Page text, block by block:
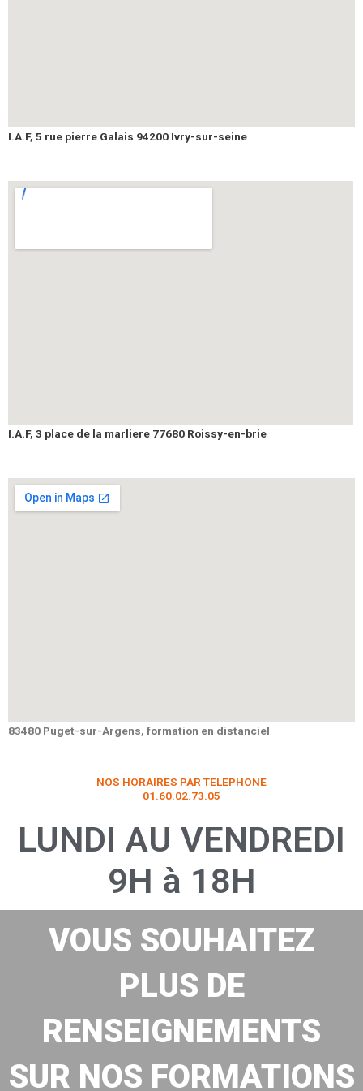
I.A.F, 5 rue pierre Galais 94200 Ivry-sur-seine
I.A.F, 3 place de la marliere 77680 Roissy-en-brie
83480 Puget-sur-Argens, formation en distanciel
NOS HORAIRES PAR TELEPHONE
01.60.02.73.05
LUNDI AU VENDREDI
9H à 18H
VOUS SOUHAITEZ
PLUS DE
RENSEIGNEMENTS
SUR NOS FORMATIONS